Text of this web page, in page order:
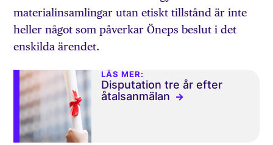
materialinsamlingar utan etiskt tillstånd är inte
heller något som påverkar Öneps beslut i det
enskilda ärendet.
LÄS MER:
Disputation tre år efter
åtalsanmälan